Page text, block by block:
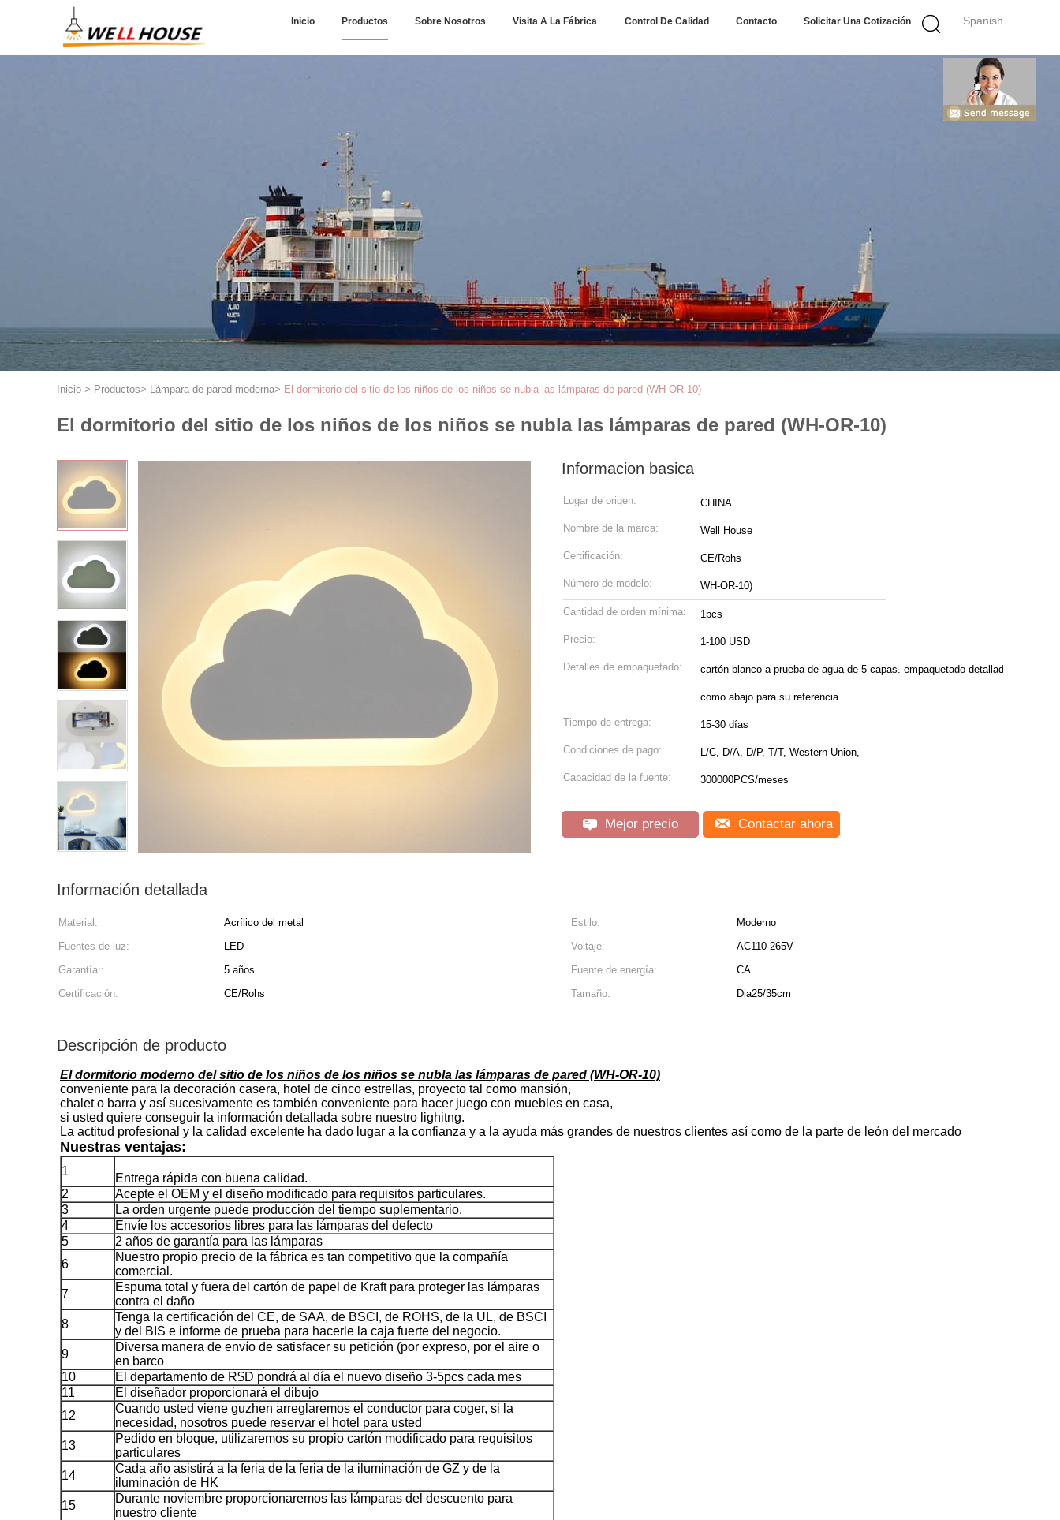
Spanish
Inicio Productos Sobre Nosotros Visita A La Fábrica Control De Calidad Contacto Solicitar Una Cotización
Inicio > Productos> Lámpara de pared moderna> El dormitorio del sitio de los niños de los niños se nubla las lámparas de pared (WH-OR-10)
El dormitorio del sitio de los niños de los niños se nubla las lámparas de pared (WH-OR-10)
Informacion basica
Lugar de origen: CHINA
Nombre de la marca: Well House
Certificación: CE/Rohs
Número de modelo: WH-OR-10)
Cantidad de orden mínima: 1pcs
Precio: 1-100 USD
Detalles de empaquetado: cartón blanco a prueba de agua de 5 capas. empaquetado detallado
como abajo para su referencia
Tiempo de entrega: 15-30 días
Condiciones de pago: L/C, D/A, D/P, T/T, Western Union,
Capacidad de la fuente: 300000PCS/meses
Mejor precio Contactar ahora
Información detallada
Material: Acrílico del metal Estilo:
Moderno
Fuentes de luz:
LED Voltaje:
AC110-265V
Garantía::
5 años Fuente de energía:
CA
Certificación:
CE/Rohs Tamaño: Dia25/35cm
Descripción de producto
El dormitorio moderno del sitio de los niños de los niños se nubla las lámparas de pared (WH-OR-10)
conveniente para la decoración casera, hotel de cinco estrellas, proyecto tal como mansión,
chalet o barra y así sucesivamente es también conveniente para hacer juego con muebles en casa,
si usted quiere conseguir la información detallada sobre nuestro lighitng.
La actitud profesional y la calidad excelente ha dado lugar a la confianza y a la ayuda más grandes de nuestros clientes así como de la parte de león del mercado
Nuestras ventajas:
1
Entrega rápida con buena calidad.
2
Acepte el OEM y el diseño modificado para requisitos particulares.
3
La orden urgente puede producción del tiempo suplementario.
4
Envíe los accesorios libres para las lámparas del defecto
5
2 años de garantía para las lámparas
6
Nuestro propio precio de la fábrica es tan competitivo que la compañía
comercial.
7
Espuma total y fuera del cartón de papel de Kraft para proteger las lámparas
contra el daño
8
Tenga la certificación del CE, de SAA, de BSCI, de ROHS, de la UL, de BSCI
y del BIS e informe de prueba para hacerle la caja fuerte del negocio.
9
Diversa manera de envío de satisfacer su petición (por expreso, por el aire o
en barco
10
El departamento de R$D pondrá al día el nuevo diseño 3-5pcs cada mes
11
El diseñador proporcionará el dibujo
12
Cuando usted viene guzhen arreglaremos el conductor para coger, si la
necesidad, nosotros puede reservar el hotel para usted
13
Pedido en bloque, utilizaremos su propio cartón modificado para requisitos
particulares
14
Cada año asistirá a la feria de la feria de la iluminación de GZ y de la
iluminación de HK
15
Durante noviembre proporcionaremos las lámparas del descuento para
nuestro cliente